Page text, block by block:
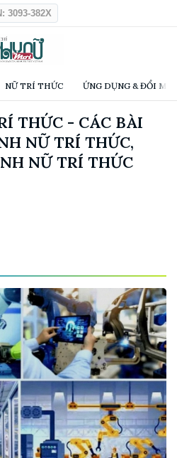
3093-382X
NỮ TRÍ THỨC ỨNG DỤNG & ĐỔI
THỨC - CÁC BÀI
NỮ TRÍ THỨC,
NỮ TRÍ THỨC